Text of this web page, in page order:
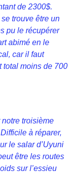
de 2300$.
trouve être un
pu le récupérer
abimé en le
car il faut
total moins de 700
troisième
à réparer,
le salar d’Uyuni
être les routes
sur l’essieu